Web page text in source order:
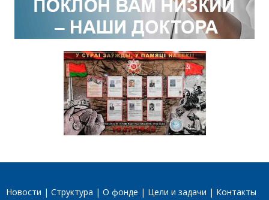
Новости Структура О фонде Цели и задачи Контакты